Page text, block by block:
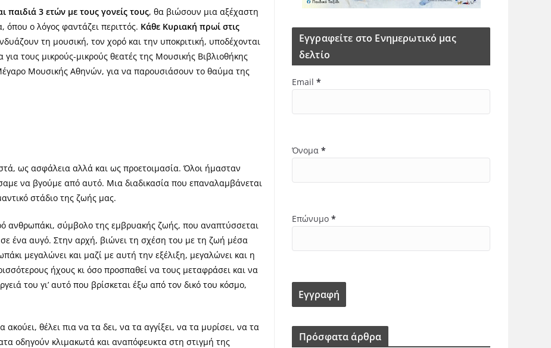
3 ετών με τους γονείς τους, θα βιώσουν μια αξέχαστη
ο λόγος φαντάζει περιττός. Κάθε Κυριακή πρωί στις
τη μουσική, τον χορό και την υποκριτική, υποδέχονται
τους μικρούς-μικρούς θεατές της Μουσικής Βιβλιοθήκης
Μουσικής Αθηνών, για να παρουσιάσουν το θαύμα της
ως ασφάλεια αλλά και ως προετοιμασία. Όλοι ήμασταν
να βγούμε από αυτό. Μια διαδικασία που επαναλαμβάνεται
στάδιο της ζωής μας.
ανθρωπάκι, σύμβολο της εμβρυακής ζωής, που αναπτύσσεται
ένα αυγό. Στην αρχή, βιώνει τη σχέση του με τη ζωή μέσα
μεγαλώνει και μαζί με αυτή την εξέλιξη, μεγαλώνει και η
ήχους κι όσο προσπαθεί να τους μεταφράσει και να
του γι’ αυτό που βρίσκεται έξω από τον δικό του κόσμο,
θέλει πια να τα δει, να τα αγγίξει, να τα μυρίσει, να τα
οδηγούν κλιμακωτά και αναπόφευκτα στη στιγμή της
Εγγραφείτε στο Ενημερωτικό μας
δελτίο
Email *
Όνομα *
Επώνυμο *
Πρόσφατα άρθρα